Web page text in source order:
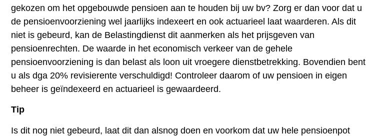
gekozen om het opgebouwde pensioen aan te houden bij uw bv? Zorg er dan voor dat u
de pensioenvoorziening wel jaarlijks indexeert en ook actuarieel laat waarderen. Als dit
niet is gebeurd, kan de Belastingdienst dit aanmerken als het prijsgeven van
pensioenrechten. De waarde in het economisch verkeer van de gehele
pensioenvoorziening is dan belast als loon uit vroegere dienstbetrekking. Bovendien bent
u als dga 20% revisierente verschuldigd! Controleer daarom of uw pensioen in eigen
beheer is geïndexeerd en actuarieel is gewaardeerd.
Tip
Is dit nog niet gebeurd, laat dit dan alsnog doen en voorkom dat uw hele pensioenpot